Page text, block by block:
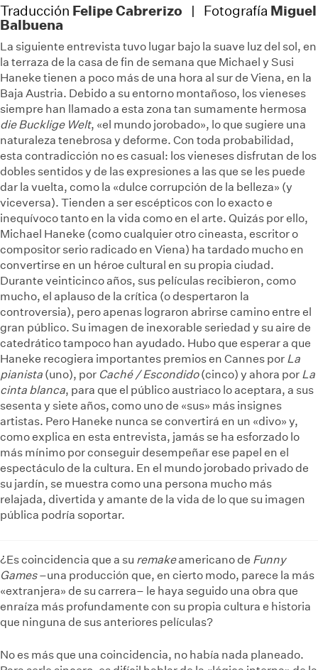
Traducción Felipe Cabrerizo | Fotografía Miguel
Balbuena
La siguiente entrevista tuvo lugar bajo la suave luz del sol, en
la terraza de la casa de fin de semana que Michael y Susi
Haneke tienen a poco más de una hora al sur de Viena, en la
Baja Austria. Debido a su entorno montañoso, los vieneses
siempre han llamado a esta zona tan sumamente hermosa
die Bucklige Welt, «el mundo jorobado», lo que sugiere una
naturaleza tenebrosa y deforme. Con toda probabilidad,
esta contradicción no es casual: los vieneses disfrutan de los
dobles sentidos y de las expresiones a las que se les puede
dar la vuelta, como la «dulce corrupción de la belleza» (y
viceversa). Tienden a ser escépticos con lo exacto e
inequívoco tanto en la vida como en el arte. Quizás por ello,
Michael Haneke (como cualquier otro cineasta, escritor o
compositor serio radicado en Viena) ha tardado mucho en
convertirse en un héroe cultural en su propia ciudad.
Durante veinticinco años, sus películas recibieron, como
mucho, el aplauso de la crítica (o despertaron la
controversia), pero apenas lograron abrirse camino entre el
gran público. Su imagen de inexorable seriedad y su aire de
catedrático tampoco han ayudado. Hubo que esperar a que
Haneke recogiera importantes premios en Cannes por La
pianista (uno), por Caché / Escondido(cinco) y ahora por La
cinta blanca, para que el público austriaco lo aceptara, a sus
sesenta y siete años, como uno de «sus» más insignes
artistas. Pero Haneke nunca se convertirá en un «divo» y,
como explica en esta entrevista, jamás se ha esforzado lo
más mínimo por conseguir desempeñar ese papel en el
espectáculo de la cultura. En el mundo jorobado privado de
su jardín, se muestra como una persona mucho más
relajada, divertida y amante de la vida de lo que su imagen
pública podría soportar.
¿Es coincidencia que a su remakeamericano de Funny
Games–una producción que, en cierto modo, parece la más
«extranjera» de su carrera– le haya seguido una obra que
enraíza más profundamente con su propia cultura e historia
que ninguna de sus anteriores películas?
No es más que una coincidencia, no había nada planeado.